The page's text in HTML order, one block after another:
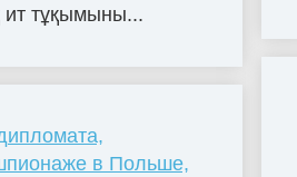
ит тұқымыны...
в Польше,